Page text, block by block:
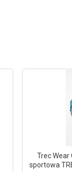
Trec
sportowa